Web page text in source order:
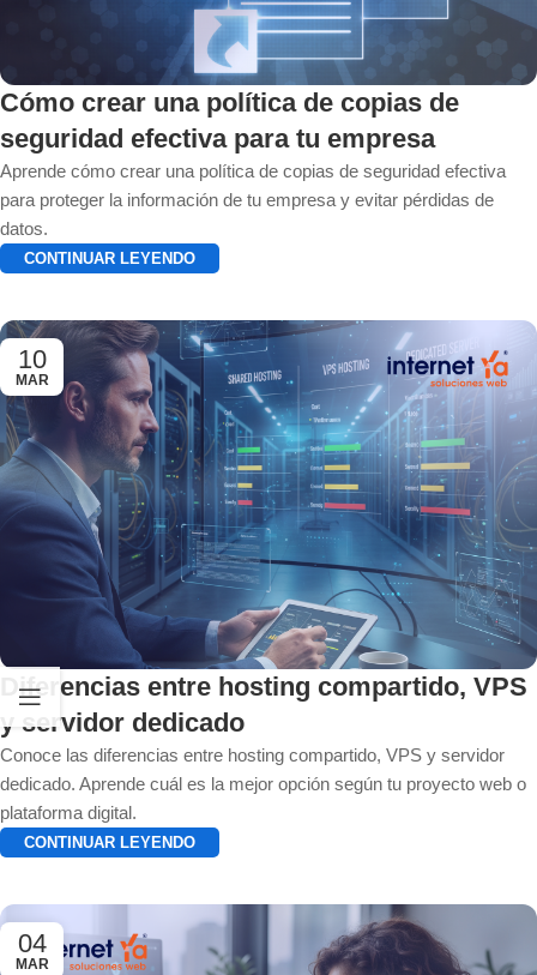
Cómo crear una política de copias de
seguridad efectiva para tu empresa
Aprende cómo crear una política de copias de seguridad efectiva
para proteger la información de tu empresa y evitar pérdidas de
datos.
CONTINUAR LEYENDO
10
MAR
Diferencias entre hosting compartido, VPS
y servidor dedicado
Conoce las diferencias entre hosting compartido, VPS y servidor
dedicado. Aprende cuál es la mejor opción según tu proyecto web o
plataforma digital.
CONTINUAR LEYENDO
04
MAR